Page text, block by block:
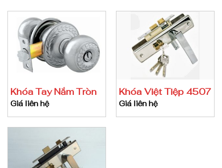
Khóa Tay Nắm Tròn
Giá liên hệ
Khóa Việt Tiệp 4507
Giá liên hệ